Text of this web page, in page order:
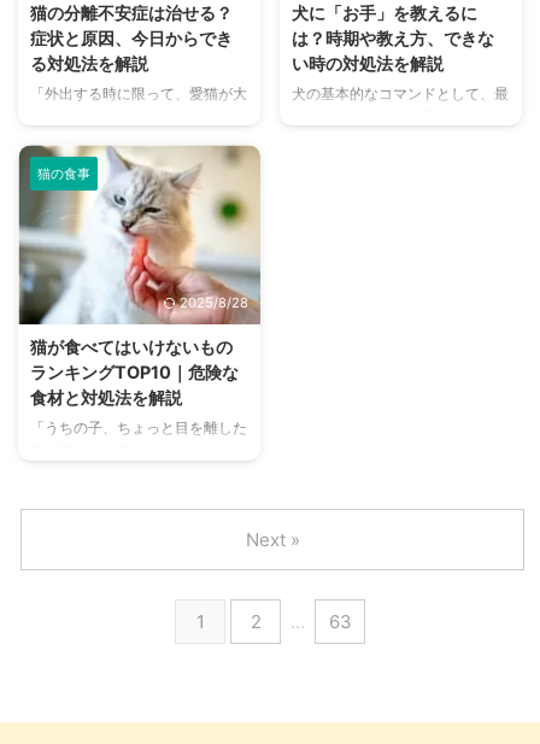
やすく解説します。 愛猫たちが
安心して暮らせる環境づくりのヒ
ントを見つけて、猫との生活をよ
り幸せなものにしましょう。 こ
声や耳の形で明確な違いがあるた
め、 ...
ターが発する鳴き声の種類とその
意味、そして鳴き声がうるさい時
の対処法について解説します。
この記事の結論 ハムスターの鳴
猫の分離不安症は治せる？
症状と原因、今日からでき
る対処法を解説
「外出する時に限って、愛猫が大
ら、部屋中が荒らされていたり、
トイレ以外の場所で粗相をしたり
している」…猫はクールで自立し
ていると思われがちですが、実は
飼い主さんと離れることに強い不
安を感じる「分離不安症」になる
ことがあります。 もし、愛猫に
こうした行動が見られるなら、そ
SOSのサインかもしれません。
この記事では、猫の分離不安症の
原因や症状、そして飼い主さんが
今日からできる具体的な対策方法
犬に「お手」を教えるに
は？時期や教え方、できな
い時の対処法を解説
犬の基本的なコマンドとして、最
猫の食事
2025/8/28
猫が食べてはいけないもの
ランキングTOP10｜危険な
食材と対処法を解説
「うちの子、ちょっと目を離した
ではないでしょうか。猫は、人間
が食べるものがすべて安全なわけ
ではありません。 むしろ、人間
には無害でも、猫にとっては命に
1 2 … 63
Next »